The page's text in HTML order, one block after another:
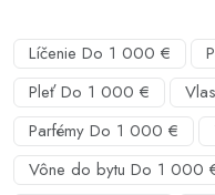
Líčenie Do 1 000 €
Pleť Do 1 000 €
Parfémy Do 1 000 €
Vône do bytu Do 1 000